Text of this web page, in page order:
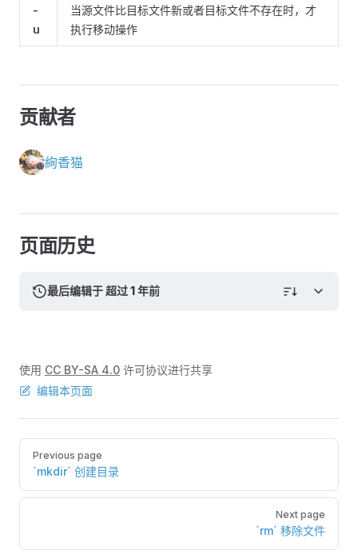
-
u
当源文件比目标文件新或者目标文件不存在时，才
执行移动操作
贡献者
絢香猫
页面历史
最后编辑于 超过 1 年前
使用 CC BY-SA 4.0 许可协议进行共享
编辑本页面
PagerPrevious page
`mkdir` 创建目录
Next page
`rm` 移除文件